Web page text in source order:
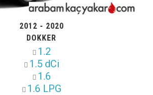
2012 - 2020
DOKKER
1.2
1.5 dCi
1.6
1.6 LPG